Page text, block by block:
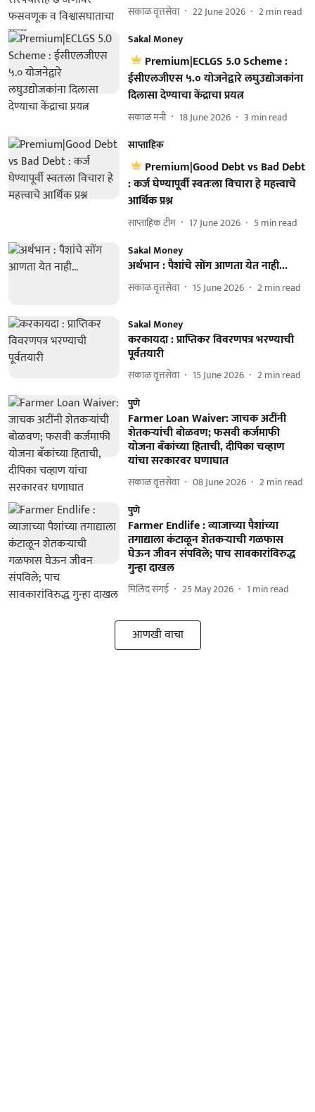
सकाळ वृत्तसेवा 22 June 2026 2min read
Sakal Money
Premium|ECLGS 5.0 Scheme :
ईसीएलजीएस ५.० योजनेद्वारे लघुउद्योजकांना
दिलासा देण्याचा केंद्राचा प्रयत्न
सकाळ मनी 18 June 2026 3 min read
साप्ताहिक
Premium|Good Debt vs Bad Debt
: कर्ज घेण्यापूर्वी स्वतःला विचारा हे महत्त्वाचे
आर्थिक प्रश्न
साप्ताहिक टीम 17 June 2026 5min read
Sakal Money
अर्थभान : पैशांचे सोंग आणता येत नाही...
सकाळ वृत्तसेवा 15 June 2026 2min read
Sakal Money
करकायदा : प्राप्तिकर विवरणपत्र भरण्याची
पूर्वतयारी
सकाळ वृत्तसेवा 15 June 2026 2min read
पुणे
Farmer Loan Waiver: जाचक अटींनी
शेतकऱ्यांची बोळवण; फसवी कर्जमाफी
योजना बँकांच्या हिताची, दीपिका चव्हाण
यांचा सरकारवर घणाघात
सकाळ वृत्तसेवा 08 June 2026 2min read
पुणे
Farmer Endlife : व्याजाच्या पैशांच्या
तगाद्याला कंटाळून शेतकऱ्याची गळफास
घेऊन जीवन संपविले; पाच सावकारांविरुद्ध
गुन्हा दाखल
मिलिंद संगई 25 May 2026 1 min read
आणखी वाचा